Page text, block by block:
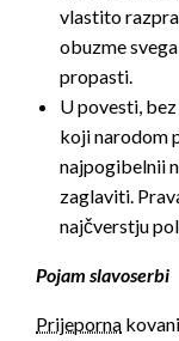
vlastito
obuzme
propasti.
U povesti,
koji narodom
najpogibelnii
zaglaviti.
najčverstju
Pojam slavoserbi
Prijeporna